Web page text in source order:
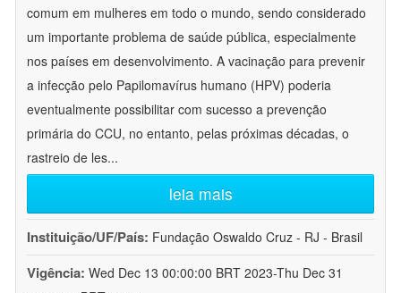
comum em mulheres em todo o mundo, sendo considerado
um importante problema de saúde pública, especialmente
nos países em desenvolvimento. A vacinação para prevenir
a infecção pelo Papilomavírus humano (HPV) poderia
eventualmente possibilitar com sucesso a prevenção
primária do CCU, no entanto, pelas próximas décadas, o
rastreio de les...
leia mais
Instituição/UF/País: Fundação Oswaldo Cruz - RJ - Brasil
Vigência: Wed Dec 13 00:00:00 BRT 2023-Thu Dec 31